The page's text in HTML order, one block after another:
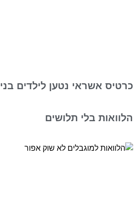
כרטיס אשראי נטען לילדים בני 12
הלוואות בלי תלושים